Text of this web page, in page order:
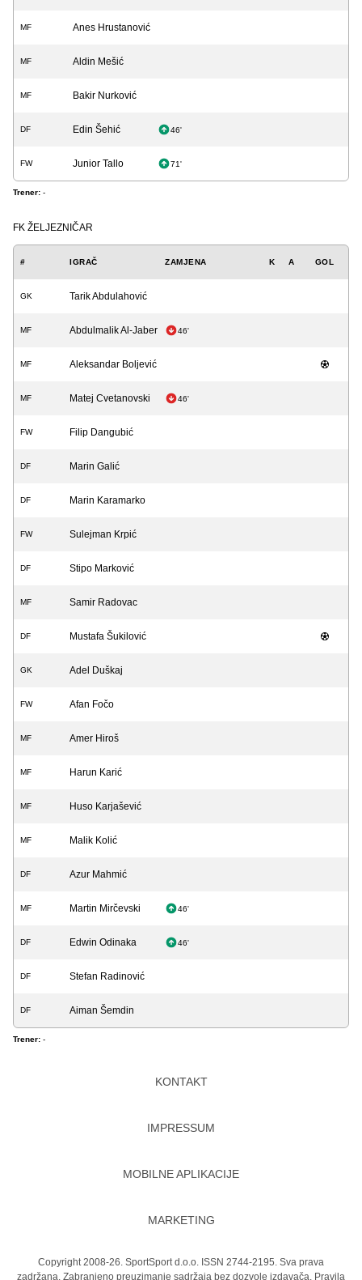
MF Anes Hrustanović
MF Aldin Mešić
MF Bakir Nurković
DF Edin Šehić 46'
FW Junior Tallo 71'
Trener: -
FK ŽELJEZNIČAR
# IGRAČ ZAMJENA K A GOL
GK Tarik Abdulahović
MF Abdulmalik Al-Jaber 46'
MF Aleksandar Boljević
MF Matej Cvetanovski 46'
FW Filip Dangubić
DF Marin Galić
DF Marin Karamarko
FW Sulejman Krpić
DF Stipo Marković
MF Samir Radovac
DF Mustafa Šukilović
GK Adel Duškaj
FW Afan Fočo
MF Amer Hiroš
MF Harun Karić
MF Huso Karjašević
MF Malik Kolić
DF Azur Mahmić
MF Martin Mirčevski 46'
DF Edwin Odinaka 46'
DF Stefan Radinović
DF Aiman Šemdin
Trener: -
KONTAKT
IMPRESSUM
MOBILNE APLIKACIJE
MARKETING
Copyright 2008-26. SportSport d.o.o. ISSN 2744-2195. Sva prava
zadržana. Zabranjeno preuzimanje sadržaja bez dozvole izdavača. Pravila